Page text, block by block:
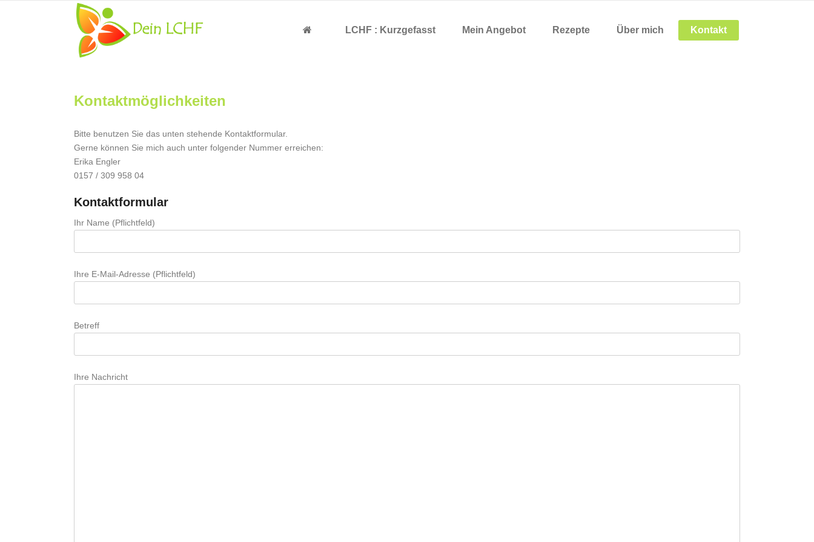
LCHF : Kurzgefasst Mein Angebot Rezepte Über mich Kontakt
Kontaktmöglichkeiten
Bitte benutzen Sie das unten stehende Kontaktformular.
Gerne können Sie mich auch unter folgender Nummer erreichen:
Erika Engler
0157 / 309 958 04
Kontaktformular
Ihr Name (Pflichtfeld)
Ihre E-Mail-Adresse (Pflichtfeld)
Betreff
Ihre Nachricht